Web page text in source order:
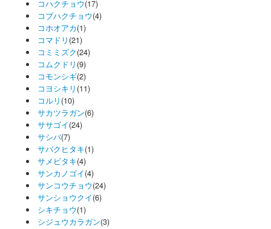
コハクチョウ(17)
コブハクチョウ(4)
コホオアカ(1)
コマドリ (21)
コミミズク(24)
コムクドリ (9)
コモンシギ(2)
コヨシキリ (11)
コルリ (10)
サカツラガン(6)
ササゴイ(24)
サシバ(7)
サバクヒタキ(1)
サメビタキ(4)
サンカノゴイ(4)
サンコウチョウ(24)
サンショウクイ(6)
シキチョウ(1)
シジュウカラガン(3)